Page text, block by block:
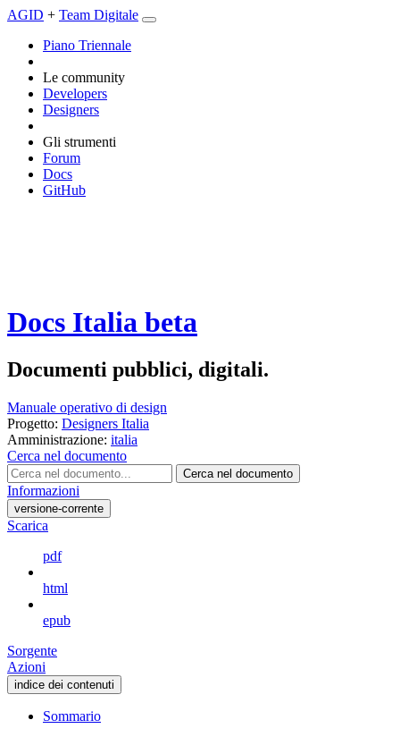
AGID + Team Digitale
Piano Triennale
Le community
Developers
Designers
Gli strumenti
Forum
Docs
GitHub
Docs Italia beta
Documenti pubblici, digitali.
Manuale operativo di design
Progetto: Designers Italia
Amministrazione: italia
Cerca nel documento
Cerca nel documento
Informazioni
versione-corrente
Scarica
pdf
html
epub
Sorgente
Azioni
indice dei contenuti
Sommario